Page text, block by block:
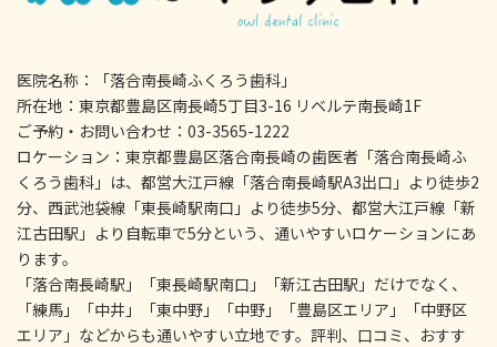
医院名称：「落合南長崎ふくろう歯科」
所在地：東京都豊島区南長崎5丁目3-16 リベルテ南長崎1F
ご予約・お問い合わせ：03-3565-1222
ロケーション：東京都豊島区落合南長崎の歯医者「落合南長崎ふ
くろう歯科」は、都営大江戸線「落合南長崎駅A3出口」より徒歩2
分、西武池袋線「東長崎駅南口」より徒歩5分、都営大江戸線「新
江古田駅」より自転車で5分という、通いやすいロケーションにあ
ります。
「落合南長崎駅」「東長崎駅南口」「新江古田駅」だけでなく、
「練馬」「中井」「東中野」「中野」「豊島区エリア」「中野区
エリア」などからも通いやすい立地です。評判、口コミ、おすす